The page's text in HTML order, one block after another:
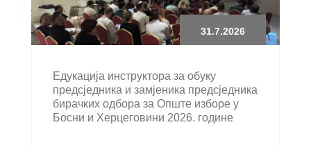
31.7.2026
Едукација инструктора за обуку
предсједника и замјеника предсједника
бирачких одбора за Опште изборе у
Босни и Херцеговини 2026. године